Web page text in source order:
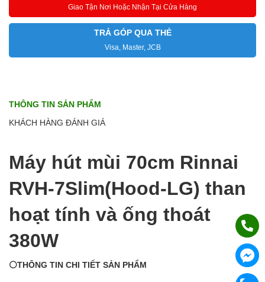
Giao Tận Nơi Hoặc Nhận Tại Cửa Hàng
TRẢ GÓP QUA THẺ
Visa, Master, JCB
THÔNG TIN SẢN PHẨM
KHÁCH HÀNG ĐÁNH GIÁ
Máy hút mùi 70cm Rinnai
RVH-7Slim(Hood-LG) than
hoạt tính và ống thoát
380W
⚪THÔNG TIN CHI TIẾT SẢN PHẨM